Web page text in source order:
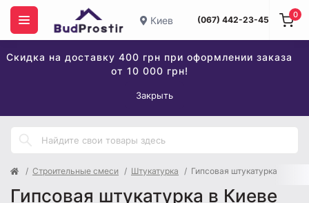
Киев (067) 442-23-45
Скидка на доставку 400 грн при оформлении заказа
от 10 000 грн!
Закрыть
0
Строительные смеси Штукатурка Гипсовая штукатурка
Гипсовая штукатурка в Киеве